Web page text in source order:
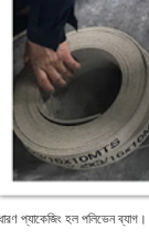
প্যাকেজিং হল পলিভেন ব্যাগ।